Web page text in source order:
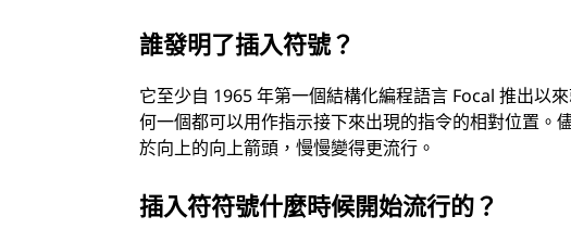
誰發明了插入符號？
它至少自 1965 年第一個結構化編程語言 Focal 推出以
何一個都可以用作指示接下來出現的指令的相對位置。
於向上的向上箭頭，慢慢變得更流行。
插入符符號什麼時候開始流行的？